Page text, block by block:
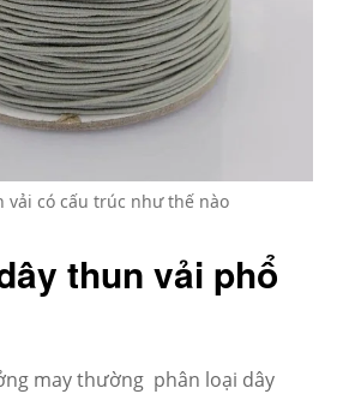
vải có cấu trúc như thế nào
thun vải phổ
may thường phân loại dây